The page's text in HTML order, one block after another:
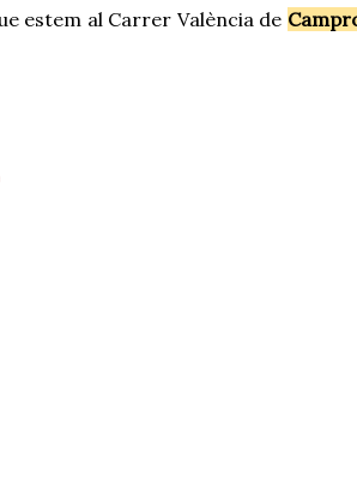
estem al Carrer València de